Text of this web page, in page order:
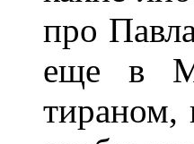
про
еще в
тираном,